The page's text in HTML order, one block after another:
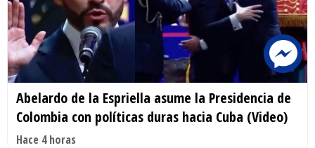
Abelardo de la Espriella asume la Presidencia de
Colombia con políticas duras hacia Cuba (Video)
Hace 4 horas